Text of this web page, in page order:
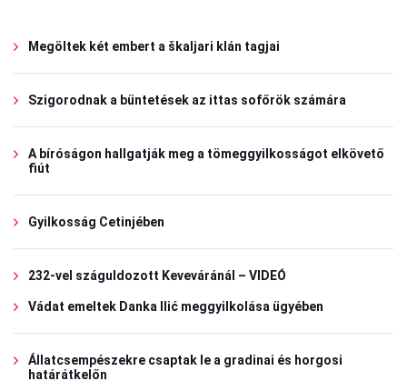
Megöltek két embert a škaljari klán tagjai
Szigorodnak a büntetések az ittas sofőrök számára
A bíróságon hallgatják meg a tömeggyilkosságot elkövető
fiút
Gyilkosság Cetinjében
232-vel száguldozott Keveváránál – VIDEÓ
Vádat emeltek Danka Ilić meggyilkolása ügyében
Állatcsempészekre csaptak le a gradinai és horgosi
határátkelőn